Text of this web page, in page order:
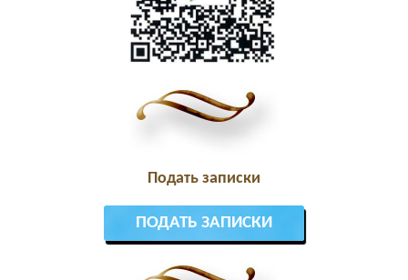
Подать записки
ПОДАТЬ ЗАПИСКИ